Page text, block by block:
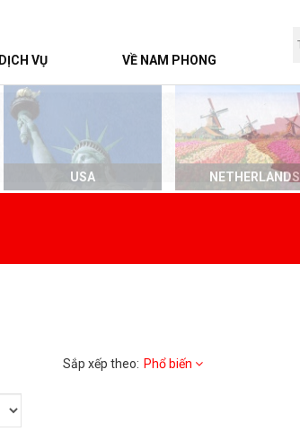
DỊCH VỤ VỀ NAM PHONG
USA NETHERLANDS
Sắp xếp theo: Phổ biến